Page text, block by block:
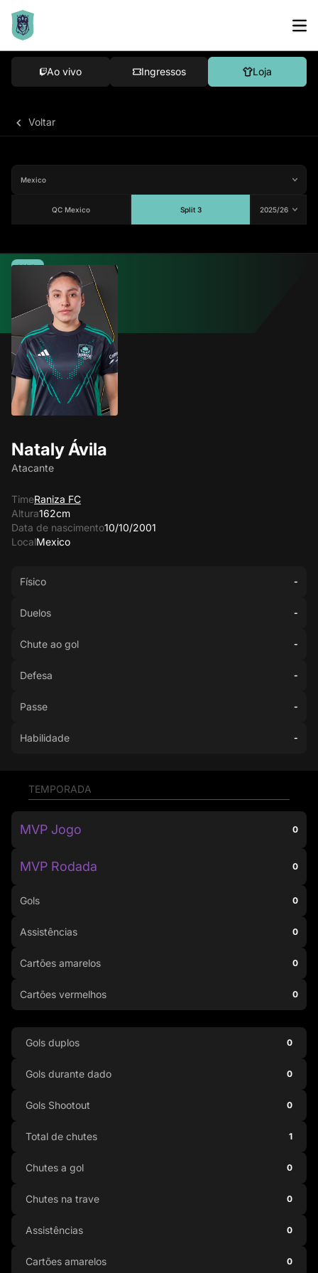
Ao vivo Ingressos Loja
Voltar
QC Mexico Split 3
Nataly Ávila
Atacante
TimeRaniza FC
Altura162cm
Data de nascimento10/10/2001
LocalMexico
Média
Físico -
Duelos -
Chute ao gol -
Defesa -
Passe -
Habilidade -
TEMPORADA
MVP Jogo 0
MVP Rodada 0
Gols 0
Assistências 0
Cartões amarelos 0
Cartões vermelhos 0
Gols duplos 0
Gols durante dado 0
Gols Shootout 0
Total de chutes 1
Chutes a gol 0
Chutes na trave 0
Assistências 0
Cartões amarelos 0